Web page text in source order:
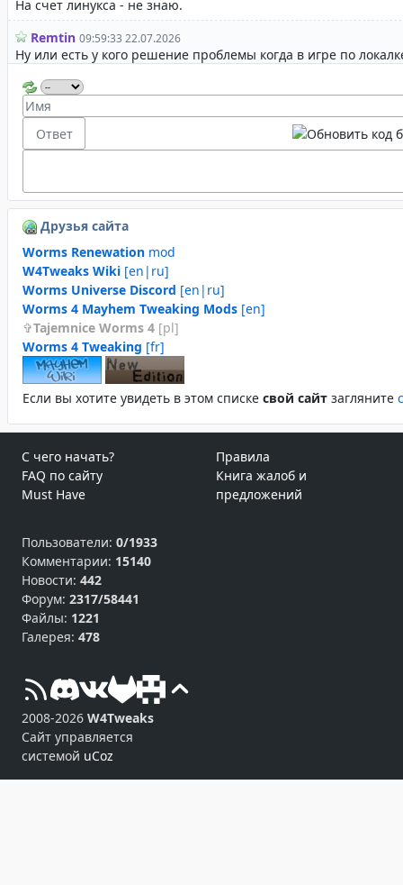
Друзья сайта
Worms Renewation mod
W4Tweaks Wiki [en|ru]
Worms Universe Discord [en|ru]
Worms 4 Mayhem Tweaking Mods [en]
Tajemnice Worms 4 [pl]
Worms 4 Tweaking [fr]
Если вы хотите увидеть в этом спиcке свой сайт загляните
С чего начать?
FAQ по сайту
Must Have
Правила
Книга жалоб и
предложений
Пользователи: 0/1933
Комментарии: 15140
Новости: 442
Форум: 2317/58441
Файлы: 1221
Галерея: 478
2008-2026 W4Tweaks
Сайт управляется
системой uCoz